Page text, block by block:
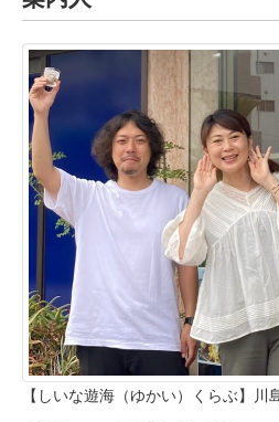
【しいな遊海（ゆかい）くらぶ】川